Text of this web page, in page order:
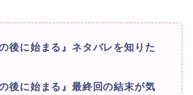
後に始まる』ネタバレを知りた
後に始まる』最終回の結末が気